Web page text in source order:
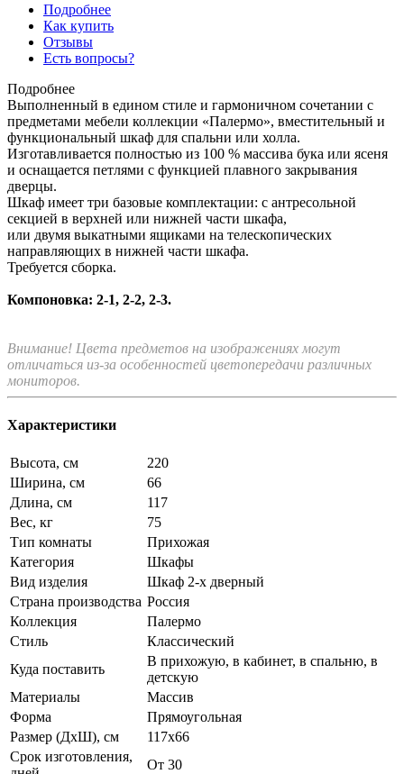
Подробнее
Как купить
Отзывы
Есть вопросы?
Подробнее
Выполненный в едином стиле и гармоничном сочетании с
предметами мебели коллекции «Палермо», вместительный и
функциональный шкаф для спальни или холла.
Изготавливается полностью из 100 % массива бука или ясеня
и оснащается петлями с функцией плавного закрывания
дверцы.
Шкаф имеет три базовые комплектации: c антресольной
секцией в верхней или нижней части шкафа,
или двумя выкатными ящиками на телескопических
направляющих в нижней части шкафа.
Требуется сборка.
Компоновка: 2-1, 2-2, 2-3.
Внимание! Цвета предметов на изображениях могут
отличаться из-за особенностей цветопередачи различных
мониторов.
Характеристики
Высота, см
220
Ширина, см
66
Длина, см
117
Вес, кг
75
Тип комнаты
Прихожая
Категория
Шкафы
Вид изделия
Шкаф 2-х дверный
Страна производства Россия
Коллекция
Палермо
Стиль
Классический
Куда поставить
В прихожую, в кабинет, в спальню, в
детскую
Материалы
Массив
Форма
Прямоугольная
Размер (ДхШ), см
117х66
Срок изготовления,
От 30